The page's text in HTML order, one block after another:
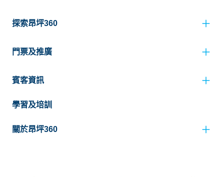
探索昂坪360
門票及推廣
賓客資訊
學習及培訓
關於昂坪360